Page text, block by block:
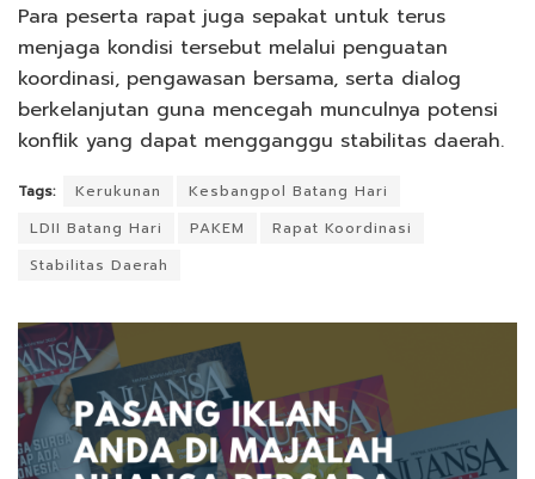
Para peserta rapat juga sepakat untuk terus
menjaga kondisi tersebut melalui penguatan
koordinasi, pengawasan bersama, serta dialog
berkelanjutan guna mencegah munculnya potensi
konflik yang dapat mengganggu stabilitas daerah.
Tags: Kerukunan
Kesbangpol Batang Hari
LDII Batang Hari
PAKEM
Rapat Koordinasi
Stabilitas Daerah